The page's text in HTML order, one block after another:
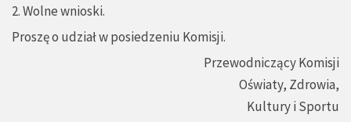
2. Wolne wnioski.
Proszę o udział w posiedzeniu Komisji.
Przewodniczący Komisji
Oświaty, Zdrowia,
Kultury i Sportu